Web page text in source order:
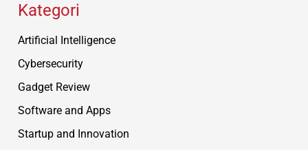
Kategori
Artificial Intelligence
Cybersecurity
Gadget Review
Software and Apps
Startup and Innovation